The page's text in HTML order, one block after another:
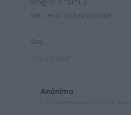
Me llevo todosssssss!!!
Bss.
Responder
Anónimo